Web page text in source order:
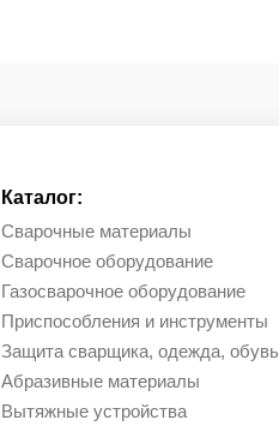
Каталог:
Сварочные материалы
Сварочное оборудование
Газосварочное оборудование
Приcпособления и инструменты
Защита сварщика, одежда, обувь
Абразивные материалы
Вытяжные устройства